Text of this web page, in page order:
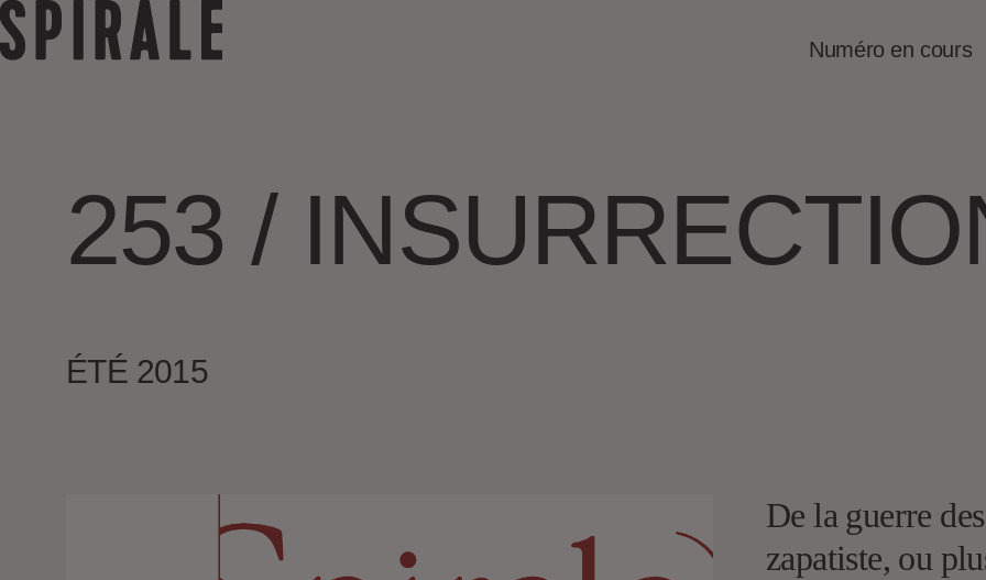
Numéro en cours
253 /
ÉTÉ 2015
De la guerre
zapatiste, ou